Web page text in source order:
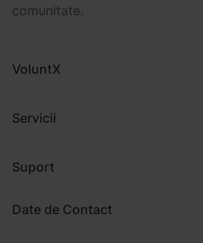
comunitate.
VoluntX
Servicii
Suport
Date de Contact